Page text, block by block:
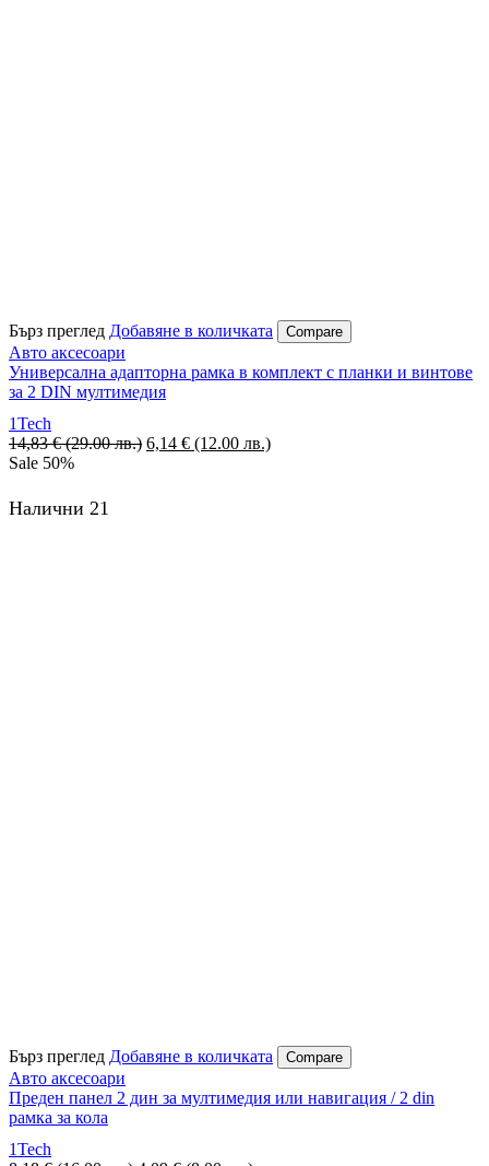
Бърз преглед Добавяне в количката Compare
Авто аксесоари
Универсална адапторна рамка в комплект с планки и винтове
за 2 DIN мултимедия
1Tech
14,83€ (29.00 лв.) Original
6,14 € (12.00 лв.)
Sale 50%
Налични 21
Бърз преглед Добавяне в количката Compare
Авто аксесоари
Преден панел 2 дин за мултимедия или навигация / 2 din
рамка за кола
1Tech